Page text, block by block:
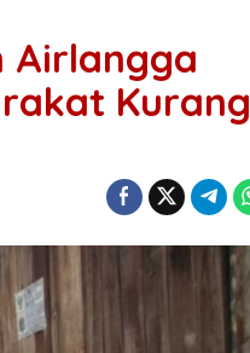
Airlangga
Kurang